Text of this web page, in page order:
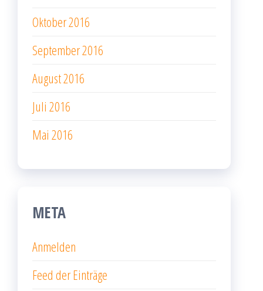
Oktober 2016
September 2016
August 2016
Juli 2016
Mai 2016
META
Anmelden
Feed der Einträge